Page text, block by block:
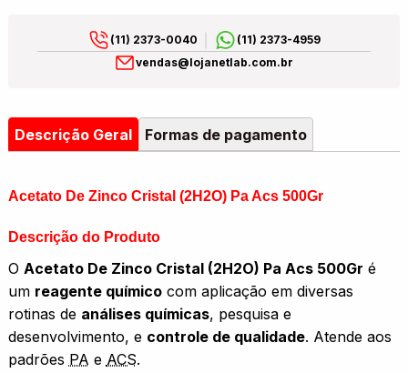
(11) 2373-0040
(11) 2373-4959
vendas@lojanetlab.com.br
Descrição Geral Formas de pagamento
Acetato De Zinco Cristal (2H2O) Pa Acs 500Gr
Descrição do Produto
O Acetato De Zinco Cristal (2H2O) Pa Acs 500Gr é
um reagente químicocom aplicação em diversas
rotinas de análises químicas, pesquisa e
desenvolvimento, e controle de qualidade. Atende aos
padrões PA e ACS.